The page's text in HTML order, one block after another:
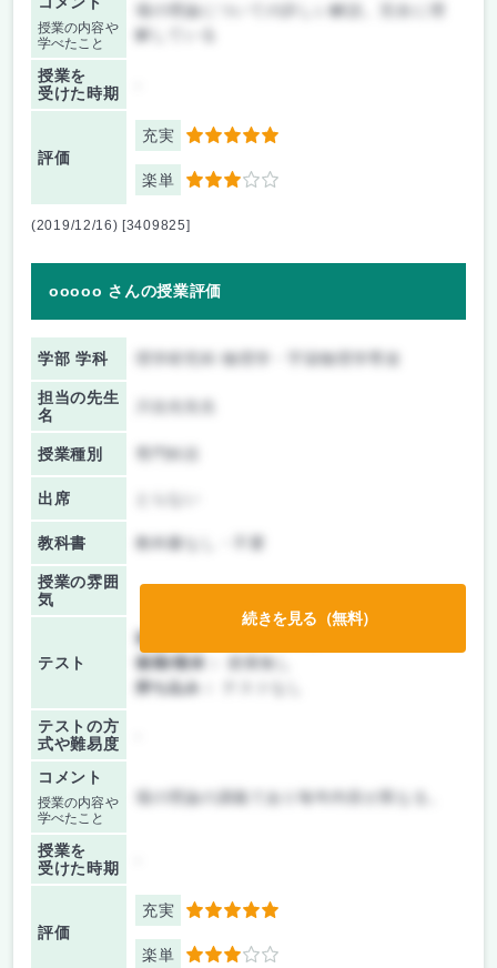
授業の内容や
学べたこと
場の理論についての詳しい解説。完全に理
解している
授業を
受けた時期
評価
充実 5
楽単 3
(2019/12/16) [3409825]
ooooo さんの授業評価
学部 学科 理学研究科 物理学・宇宙物理学専攻
担当の先生
名
授業種別
出席
教科書 教科書なし・不要
授業の雰囲
気
テスト
前期/中間：
後期/期末：
授業無し
持ち込み：
テストの方
式や難易度
コメント
授業の内容や
学べたこと
場の理論の講義であり毎年内容が異なる。
授業を
受けた時期
評価
充実 5
楽単 3
続きを見る（無料）